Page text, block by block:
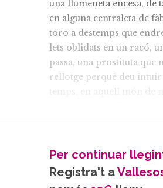
una llumeneta encesa, de
en alguna centraleta de
toro a destemps que
lets oblidats en un racó,
passa, una prostituta que
rellotge perquè deu intuir
moment a l’altre de tan
sabatilla i co-menço a
estripar el ritme del
I aquell dia, tot això que
Per continuar
Registra't a